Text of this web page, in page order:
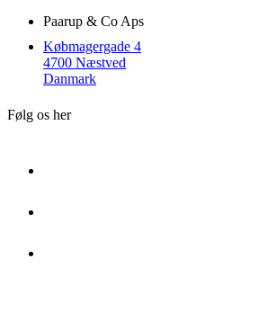
Paarup & Co Aps
Købmagergade 4
4700 Næstved
Danmark
Følg os her